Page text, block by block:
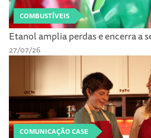
COMBUSTÍVEIS
Etanol amplia perdas e encerra a
27/07/26
COMUNICAÇÃO CASE